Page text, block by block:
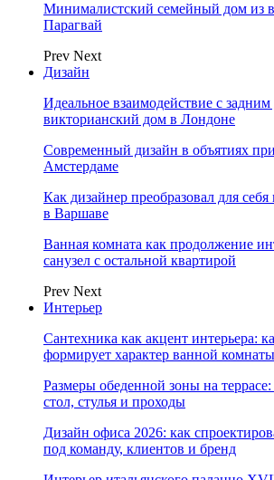
Минималистский семейный дом из
Парагвай
Prev Next
Дизайн
Идеальное взаимодействие с
викторианский дом в Лондоне
Современный дизайн в объятиях
Амстердаме
Как дизайнер преобразовал для
в Варшаве
Ванная комната как продолжение
санузел с остальной квартирой
Prev Next
Интерьер
Сантехника как акцент интерьера:
формирует характер ванной комнаты
Размеры обеденной зоны на террасе:
стол, стулья и проходы
Дизайн офиса 2026: как
под команду, клиентов и бренд